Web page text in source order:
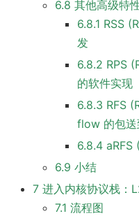
6.8 其他高级特
6.8.1 RSS
发
6.8.2 RPS
的软件实现
6.8.3 RFS
flow 的包送
6.8.4 aRFS
6.9 小结
7 进入内核协议栈：
7.1 流程图